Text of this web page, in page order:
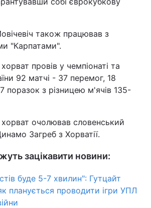
також працював з
"Карпатами".
провів у чемпіонаті та
92 матчі - 37 перемог, 18
поразок з різницею м'ячів 135-
хорват очолював словенський
Загреб з Хорватії.
зацікавити новини:
буде 5-7 хвилин": Гутцайт
планується проводити ігри УПЛ